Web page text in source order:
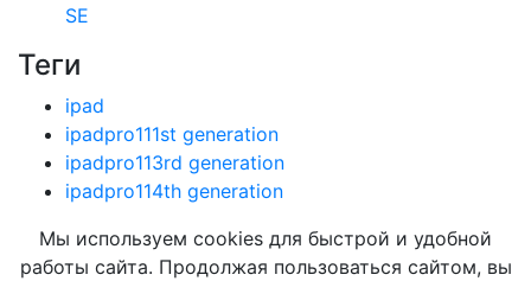
SE
Теги
ipad
ipadpro111st generation
ipadpro113rd generation
ipadpro114th generation
Мы используем cookies для быстрой и удобной
работы сайта. Продолжая пользоваться сайтом, вы